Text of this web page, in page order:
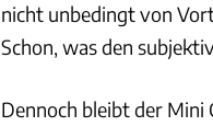
nicht unbedingt von
Schon, was den
Dennoch bleibt der Mini